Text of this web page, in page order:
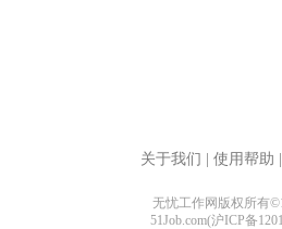
关于我们 使用帮助
无忧工作网版权所有
51Job.com(沪ICP备